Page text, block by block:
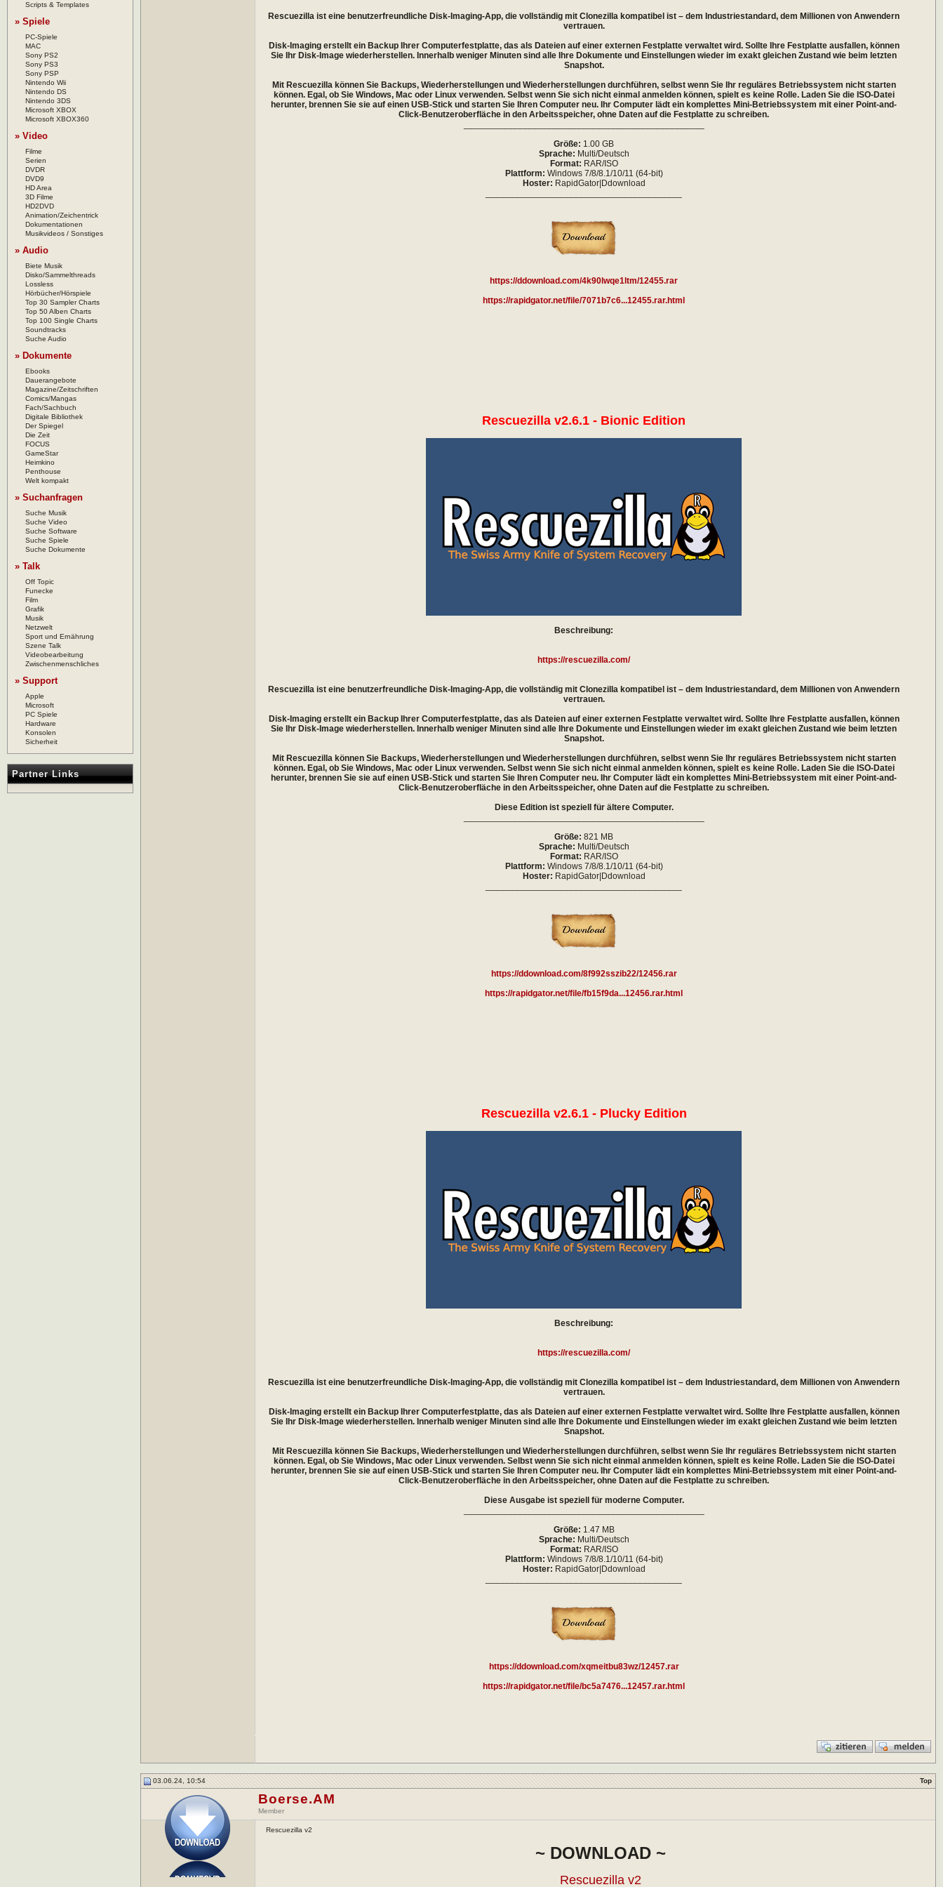
Scripts & Templates
» Spiele
PC-Spiele
MAC
Sony PS2
Sony PS3
Sony PSP
Nintendo Wii
Nintendo DS
Nintendo 3DS
Microsoft XBOX
Microsoft XBOX360
» Video
Filme
Serien
DVDR
DVD9
HD Area
3D Filme
HD2DVD
Animation/Zeichentrick
Dokumentationen
Musikvideos / Sonstiges
» Audio
Biete Musik
Disko/Sammelthreads
Lossless
Hörbücher/Hörspiele
Top 30 Sampler Charts
Top 50 Alben Charts
Top 100 Single Charts
Soundtracks
Suche Audio
» Dokumente
Ebooks
Dauerangebote
Magazine/Zeitschriften
Comics/Mangas
Fach/Sachbuch
Digitale Bibliothek
Der Spiegel
Die Zeit
FOCUS
GameStar
Heimkino
Penthouse
Welt kompakt
» Suchanfragen
Suche Musik
Suche Video
Suche Software
Suche Spiele
Suche Dokumente
» Talk
Off Topic
Funecke
Film
Grafik
Musik
Netzwelt
Sport und Ernährung
Szene Talk
Videobearbeitung
Zwischenmenschliches
» Support
Apple
Microsoft
PC Spiele
Hardware
Konsolen
Sicherheit
Partner Links
Rescuezilla ist eine benutzerfreundliche Disk-Imaging-App, die vollständig mit Clonezilla kompatibel ist – dem Industriestandard, dem Millionen von Anwendern
vertrauen.
Disk-Imaging erstellt ein Backup Ihrer Computerfestplatte, das als Dateien auf einer externen Festplatte verwaltet wird. Sollte Ihre Festplatte ausfallen, können
Sie Ihr Disk-Image wiederherstellen. Innerhalb weniger Minuten sind alle Ihre Dokumente und Einstellungen wieder im exakt gleichen Zustand wie beim letzten
Snapshot.
Mit Rescuezilla können Sie Backups, Wiederherstellungen und Wiederherstellungen durchführen, selbst wenn Sie Ihr reguläres Betriebssystem nicht starten
können. Egal, ob Sie Windows, Mac oder Linux verwenden. Selbst wenn Sie sich nicht einmal anmelden können, spielt es keine Rolle. Laden Sie die ISO-Datei
herunter, brennen Sie sie auf einen USB-Stick und starten Sie Ihren Computer neu. Ihr Computer lädt ein komplettes Mini-Betriebssystem mit einer Point-and-
Click-Benutzeroberfläche in den Arbeitsspeicher, ohne Daten auf die Festplatte zu schreiben.
Größe: 1.00 GB
Sprache: Multi/Deutsch
Format: RAR/ISO
Plattform: Windows 7/8/8.1/10/11 (64-bit)
Hoster: RapidGator|Ddownload
https://ddownload.com/4k90lwqe1ltm/12455.rar
https://rapidgator.net/file/7071b7c6...12455.rar.html
Rescuezilla v2.6.1 - Bionic Edition
Beschreibung:
https://rescuezilla.com/
Rescuezilla ist eine benutzerfreundliche Disk-Imaging-App, die vollständig mit Clonezilla kompatibel ist – dem Industriestandard, dem Millionen von Anwendern
vertrauen.
Disk-Imaging erstellt ein Backup Ihrer Computerfestplatte, das als Dateien auf einer externen Festplatte verwaltet wird. Sollte Ihre Festplatte ausfallen, können
Sie Ihr Disk-Image wiederherstellen. Innerhalb weniger Minuten sind alle Ihre Dokumente und Einstellungen wieder im exakt gleichen Zustand wie beim letzten
Snapshot.
Mit Rescuezilla können Sie Backups, Wiederherstellungen und Wiederherstellungen durchführen, selbst wenn Sie Ihr reguläres Betriebssystem nicht starten
können. Egal, ob Sie Windows, Mac oder Linux verwenden. Selbst wenn Sie sich nicht einmal anmelden können, spielt es keine Rolle. Laden Sie die ISO-Datei
herunter, brennen Sie sie auf einen USB-Stick und starten Sie Ihren Computer neu. Ihr Computer lädt ein komplettes Mini-Betriebssystem mit einer Point-and-
Click-Benutzeroberfläche in den Arbeitsspeicher, ohne Daten auf die Festplatte zu schreiben.
Diese Edition ist speziell für ältere Computer.
Größe: 821 MB
Sprache: Multi/Deutsch
Format: RAR/ISO
Plattform: Windows 7/8/8.1/10/11 (64-bit)
Hoster: RapidGator|Ddownload
https://ddownload.com/8f992sszib22/12456.rar
https://rapidgator.net/file/fb15f9da...12456.rar.html
Rescuezilla v2.6.1 - Plucky Edition
Beschreibung:
https://rescuezilla.com/
Rescuezilla ist eine benutzerfreundliche Disk-Imaging-App, die vollständig mit Clonezilla kompatibel ist – dem Industriestandard, dem Millionen von Anwendern
vertrauen.
Disk-Imaging erstellt ein Backup Ihrer Computerfestplatte, das als Dateien auf einer externen Festplatte verwaltet wird. Sollte Ihre Festplatte ausfallen, können
Sie Ihr Disk-Image wiederherstellen. Innerhalb weniger Minuten sind alle Ihre Dokumente und Einstellungen wieder im exakt gleichen Zustand wie beim letzten
Snapshot.
Mit Rescuezilla können Sie Backups, Wiederherstellungen und Wiederherstellungen durchführen, selbst wenn Sie Ihr reguläres Betriebssystem nicht starten
können. Egal, ob Sie Windows, Mac oder Linux verwenden. Selbst wenn Sie sich nicht einmal anmelden können, spielt es keine Rolle. Laden Sie die ISO-Datei
herunter, brennen Sie sie auf einen USB-Stick und starten Sie Ihren Computer neu. Ihr Computer lädt ein komplettes Mini-Betriebssystem mit einer Point-and-
Click-Benutzeroberfläche in den Arbeitsspeicher, ohne Daten auf die Festplatte zu schreiben.
Diese Ausgabe ist speziell für moderne Computer.
Größe: 1.47 MB
Sprache: Multi/Deutsch
Format: RAR/ISO
Plattform: Windows 7/8/8.1/10/11 (64-bit)
Hoster: RapidGator|Ddownload
https://ddownload.com/xqmeitbu83wz/12457.rar
https://rapidgator.net/file/bc5a7476...12457.rar.html
03.06.24, 10:54 Top
Boerse.AM
Member
Rescuezilla v2
~ DOWNLOAD ~
Rescuezilla v2